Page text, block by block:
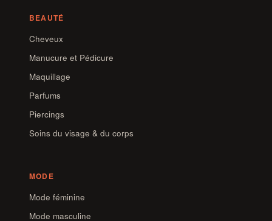
BEAUTÉ
Cheveux
Manucure et Pédicure
Maquillage
Parfums
Piercings
Soins du visage & du corps
MODE
Mode féminine
Mode masculine